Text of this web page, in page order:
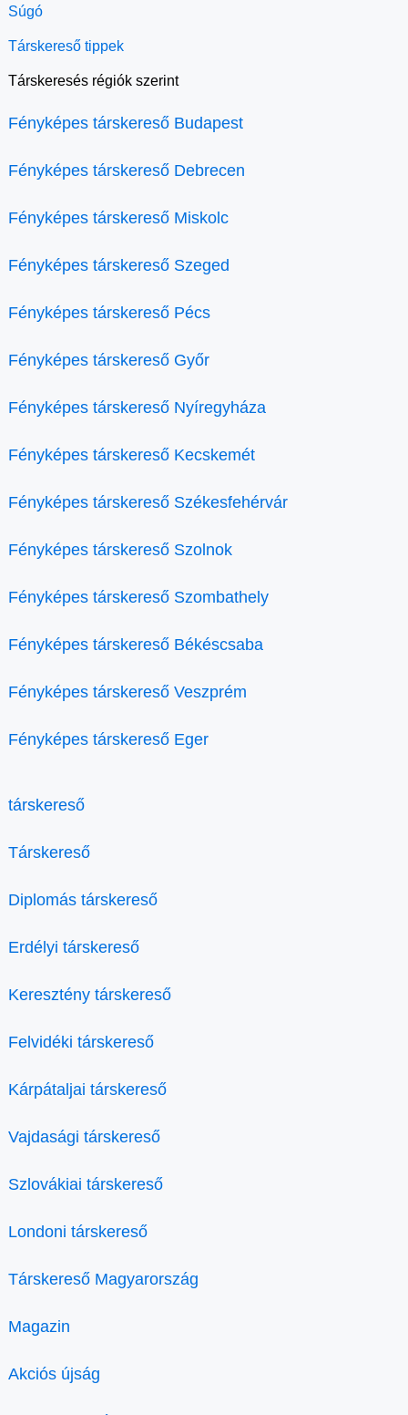
Súgó
Társkereső tippek
Társkeresés régiók szerint
Fényképes társkereső Budapest
Fényképes társkereső Debrecen
Fényképes társkereső Miskolc
Fényképes társkereső Szeged
Fényképes társkereső Pécs
Fényképes társkereső Győr
Fényképes társkereső Nyíregyháza
Fényképes társkereső Kecskemét
Fényképes társkereső Székesfehérvár
Fényképes társkereső Szolnok
Fényképes társkereső Szombathely
Fényképes társkereső Békéscsaba
Fényképes társkereső Veszprém
Fényképes társkereső Eger
társkereső
Társkereső
Diplomás társkereső
Erdélyi társkereső
Keresztény társkereső
Felvidéki társkereső
Kárpátaljai társkereső
Vajdasági társkereső
Szlovákiai társkereső
Londoni társkereső
Társkereső Magyarország
Magazin
Akciós újság